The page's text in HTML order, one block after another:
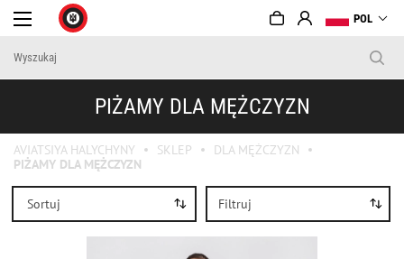
POL
PIŻAMY DLA MĘŻCZYZN
AVIATSIYA HALYCHYNY SKLEP
DLA MĘŻCZYZN
PIŻAMY DLA MĘŻCZYZN
Filtruj
Sortuj